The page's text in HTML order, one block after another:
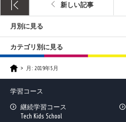
新しい記事
月別に見る
カテゴリ別に見る
月: 2019年5月
学習コース
継続学習コース
Tech Kids School